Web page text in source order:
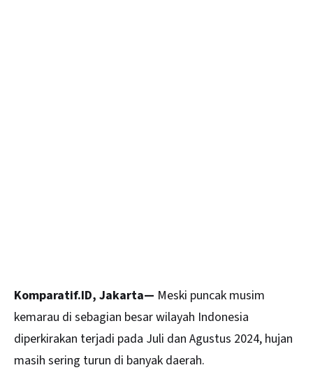
Komparatif.ID, Jakarta— Meski puncak musim
kemarau di sebagian besar wilayah Indonesia
diperkirakan terjadi pada Juli dan Agustus 2024, hujan
masih sering turun di banyak daerah.